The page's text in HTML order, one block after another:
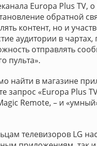
Europa Plus TV,
обратной
контент, но и
аудитории в чартах,
отправлять
пульта».
найти в магазине
запрос «Europa Plus
Remote, – и
телевизоров LG